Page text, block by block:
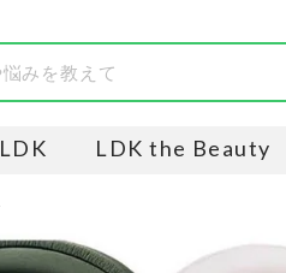
LDK LDK the Beauty